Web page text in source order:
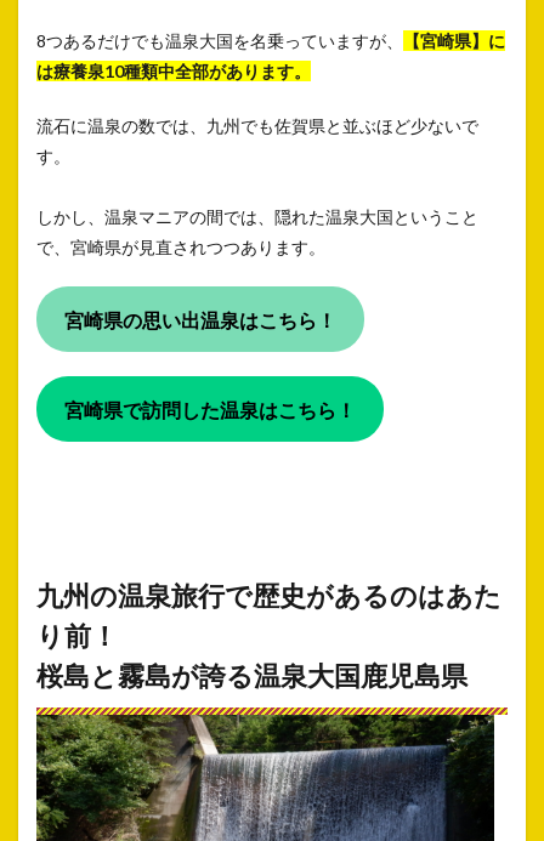
8つあるだけでも温泉大国を名乗っていますが、
【宮崎県】に
は療養泉10種類中全部があります。
流石に温泉の数では、九州でも佐賀県と並ぶほど少ないで
す。
しかし、温泉マニアの間では、隠れた温泉大国ということ
で、宮崎県が見直されつつあります。
宮崎県の思い出温泉はこちら！
宮崎県で訪問した温泉はこちら！
九州の温泉旅行で歴史があるのはあた
り前！
桜島と霧島が誇る温泉大国鹿児島県